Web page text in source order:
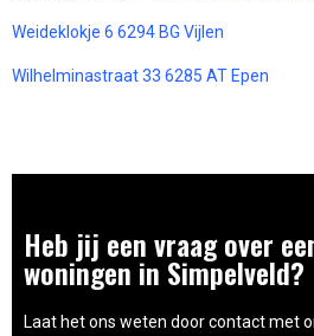
Weideklokje 6 6294 BG Vijlen
Wilhelminastraat 33 6285 AT Epen
Heb jij een vraag over
woningen in Simpelveld?
Laat het ons weten door contact met